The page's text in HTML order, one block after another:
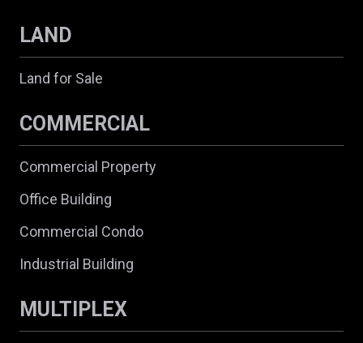
LAND
Land for Sale
COMMERCIAL
Commercial Property
Office Building
Commercial Condo
Industrial Building
MULTIPLEX